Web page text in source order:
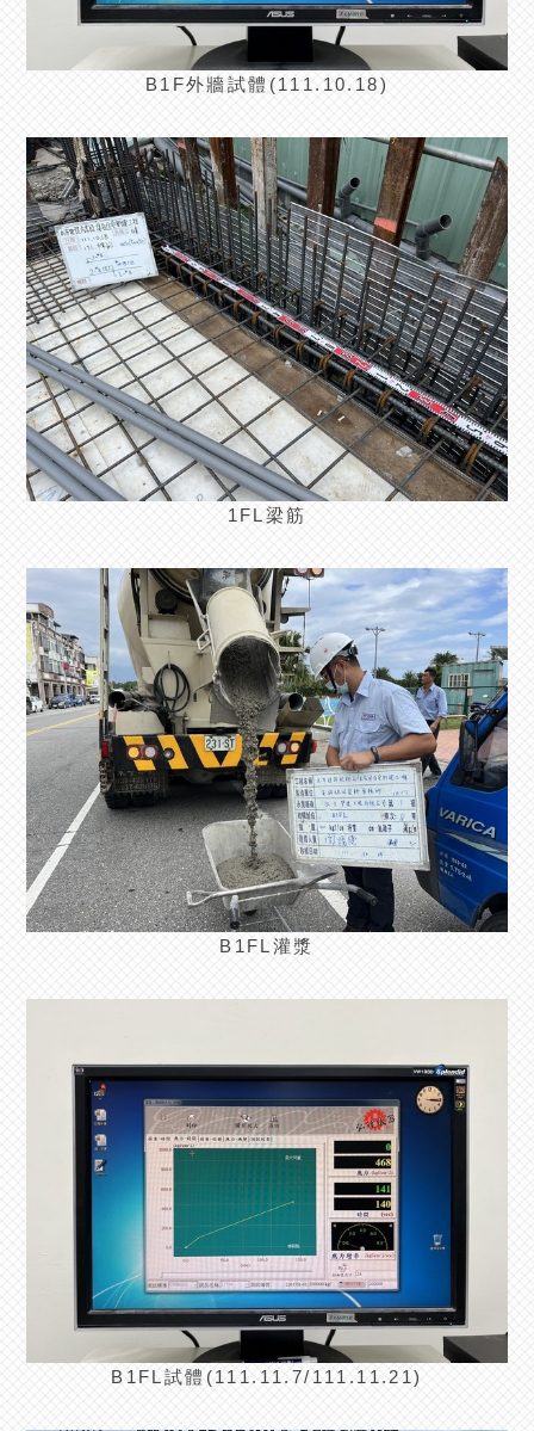
B1F外牆試體(111.10.18)
1FL梁筋
B1FL灌漿
B1FL試體(111.11.7/111.11.21)